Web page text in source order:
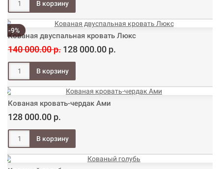
-9%
Кованая двуспальная кровать Люкс
140 000.00 р. 128 000.00 р.
Кованая кровать-чердак Ами
128 000.00 р.